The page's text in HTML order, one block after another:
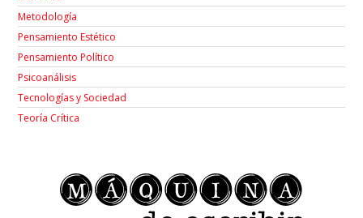
Metodología
Pensamiento Estético
Pensamiento Político
Psicoanálisis
Tecnologías y Sociedad
Teoría Crítica